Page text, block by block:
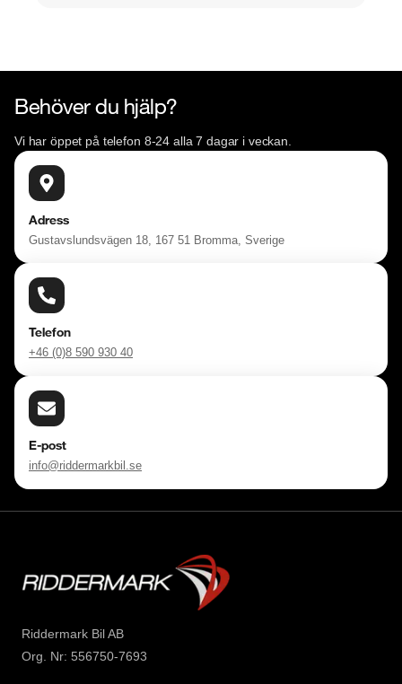
Behöver du hjälp?
Vi har öppet på telefon 8-24 alla 7 dagar i veckan.
Adress
Gustavslundsvägen 18, 167 51 Bromma, Sverige
Telefon
+46 (0)8 590 930 40
E-post
info@riddermarkbil.se
Riddermark Bil AB
Org. Nr: 556750-7693